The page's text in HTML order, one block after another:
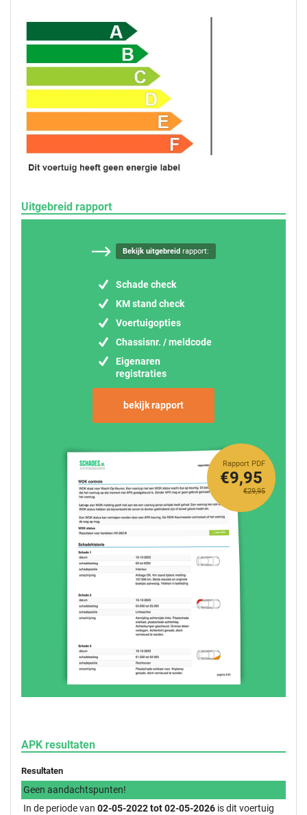
Uitgebreid rapport
Bekijk uitgebreidrapport:
Schade check
KM stand check
Voertuigopties
Chassisnr. / meldcode
Eigenaren
registraties
bekijk rapport
Rapport PDF
€29,95
€9,95
APK resultaten
Resultaten
Geen aandachtspunten!
In de periode van 02-05-2022 tot 02-05-2026 is dit voertuig